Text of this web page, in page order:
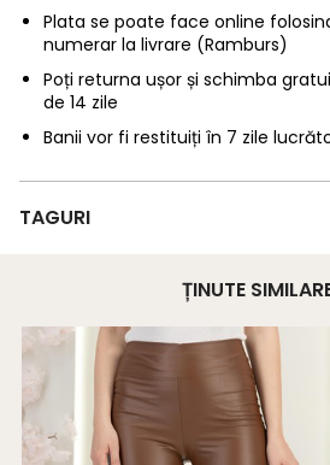
Plata se poate face online
numerar la livrare (Ramburs)
Poți returna ușor și schimba
de 14 zile
Banii vor fi restituiți în 7 zile
TAGURI
ȚINUTE